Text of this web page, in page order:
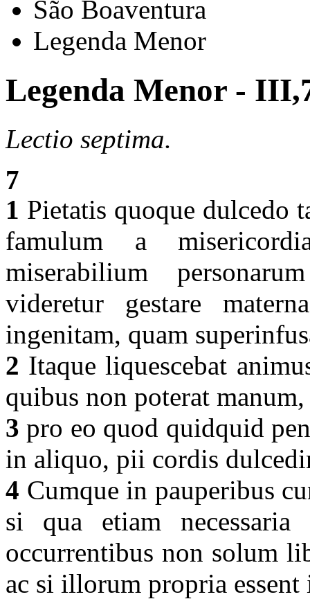
São Boaventura
Legenda Menor
Legenda Menor -
Lectio septima.
7
1 Pietatis quoque dulcedo
famulum a
miserabilium
videretur gestare
ingenitam, quam
2 Itaque liquescebat
quibus non poterat
3 pro eo quod quidquid
in aliquo, pii cordis
4 Cumque in pauperibus
si qua etiam
occurrentibus non solum
ac si illorum propria essent